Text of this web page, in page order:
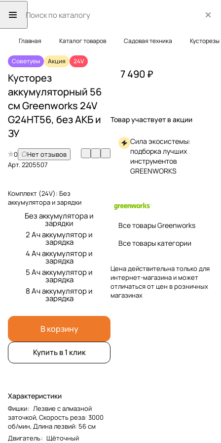
Главная Каталог товаров Садовая техника Кусторезы
Советуем Акция 24V
Кусторез
аккумуляторный 56
см Greenworks 24V
G24HT56, без АКБ и
ЗУ
0
Нет отзывов
Арт.2205507
Комплект (24V): Без
аккумулятора и зарядки
Без аккумулятора и
зарядки
2 Ач аккумулятор и
зарядка
4 Ач аккумулятор и
зарядка
5 Ач аккумулятор и
зарядка
8 Ач аккумулятор и
зарядка
В корзину
Купить в 1 клик
Характеристики
Фишки: Лезвие с алмазной
заточкой, Скорость реза: 3000
об/мин, Длина лезвий: 56 см
Двигатель: Щёточный
7 490 ₽
Товар участвует в акции
Сила экосистемы:
подборка лучших
инструментов
GREENWORKS
Все товары Greenworks
Все товары категории
Цена действительна только для
интернет-магазина и может
отличаться от цен в розничных
магазинах